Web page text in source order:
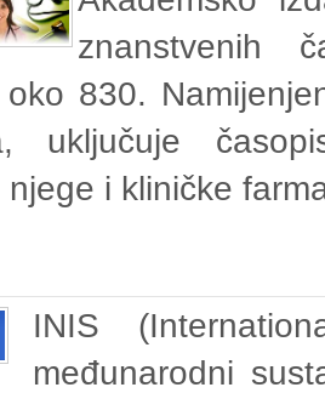
znanstvenih
830.
uključuje
i kliničke
INIS
međunarodni